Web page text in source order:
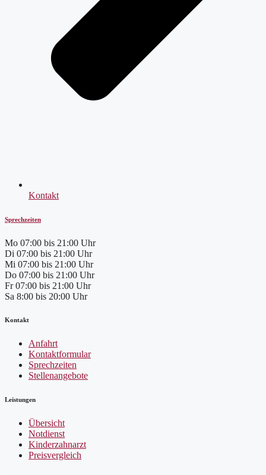
Kontakt
Sprechzeiten
Mo 07:00 bis 21:00 Uhr
Di 07:00 bis 21:00 Uhr
Mi 07:00 bis 21:00 Uhr
Do 07:00 bis 21:00 Uhr
Fr 07:00 bis 21:00 Uhr
Sa 8:00 bis 20:00 Uhr
Kontakt
Anfahrt
Kontaktformular
Sprechzeiten
Stellenangebote
Leistungen
Übersicht
Notdienst
Kinderzahnarzt
Preisvergleich